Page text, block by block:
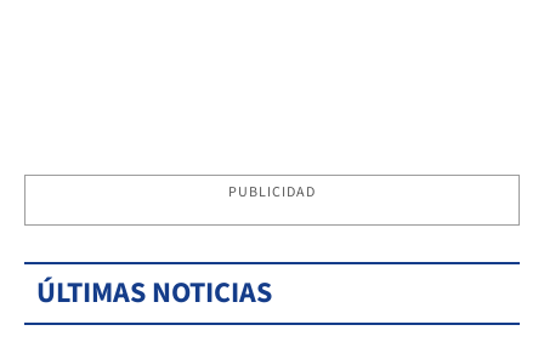
PUBLICIDAD
ÚLTIMAS NOTICIAS